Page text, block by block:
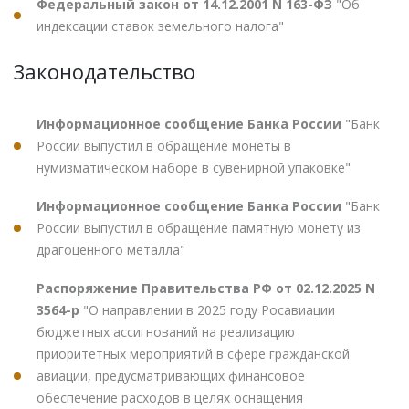
Федеральный закон от 14.12.2001 N 163-ФЗ "Об
индексации ставок земельного налога"
Законодательство
Информационное сообщение Банка России "Банк
России выпустил в обращение монеты в
нумизматическом наборе в сувенирной упаковке"
Информационное сообщение Банка России "Банк
России выпустил в обращение памятную монету из
драгоценного металла"
Распоряжение Правительства РФ от 02.12.2025 N
3564-р "О направлении в 2025 году Росавиации
бюджетных ассигнований на реализацию
приоритетных мероприятий в сфере гражданской
авиации, предусматривающих финансовое
обеспечение расходов в целях оснащения